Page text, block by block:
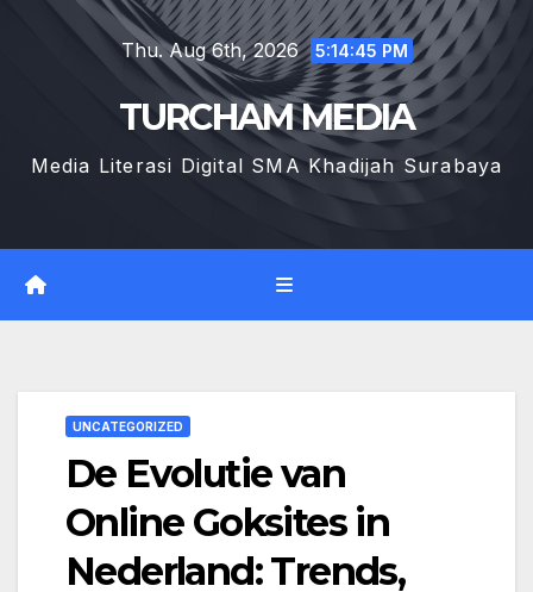
Thu. Aug 6th, 2026 5:14:46 PM
TURCHAM MEDIA
Media Literasi Digital SMA Khadijah Surabaya
UNCATEGORIZED
De Evolutie van
Online Goksites in
Nederland: Trends,